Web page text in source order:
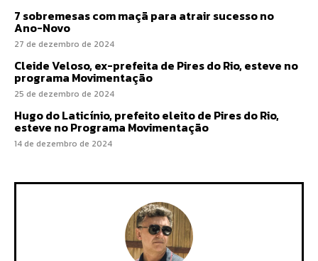
7 sobremesas com maçã para atrair sucesso no
Ano-Novo
27 de dezembro de 2024
Cleide Veloso, ex-prefeita de Pires do Rio, esteve no
programa Movimentação
25 de dezembro de 2024
Hugo do Laticínio, prefeito eleito de Pires do Rio,
esteve no Programa Movimentação
14 de dezembro de 2024